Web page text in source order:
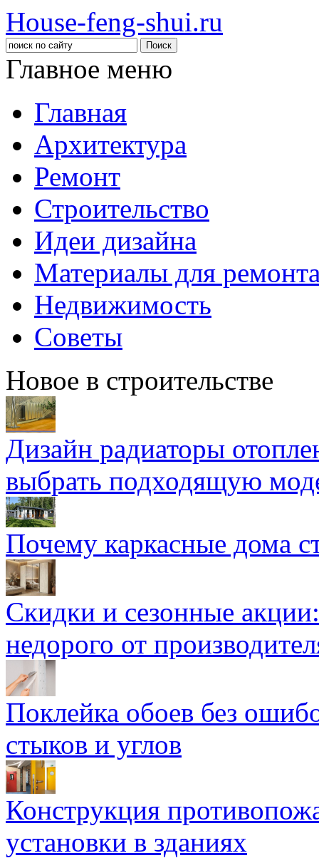
House-feng-shui.ru
Главное меню
Главная
Архитектура
Ремонт
Строительство
Идеи дизайна
Материалы для
Недвижимость
Советы
Новое в строительстве
Дизайн радиаторы
выбрать подходящую
Почему каркасные дома
Скидки и сезонные
недорого от
Поклейка обоев без
стыков и углов
Конструкция
установки в зданиях